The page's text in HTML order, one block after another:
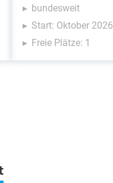
bundesweit
Start: Oktober 2026
Freie Plätze: 1